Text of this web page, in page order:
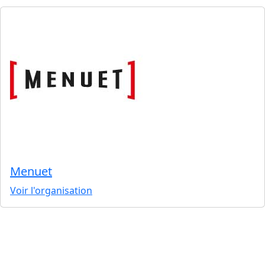
Menuet
Voir l'organisation